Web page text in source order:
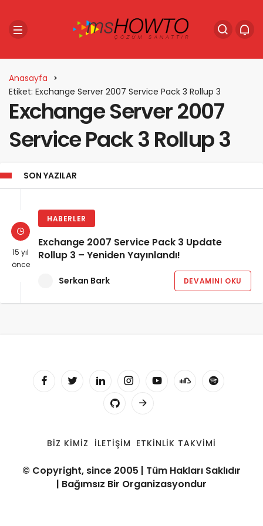
Anasayfa
Etiket: Exchange Server 2007 Service Pack 3 Rollup 3
Exchange Server 2007
Service Pack 3 Rollup 3
SON YAZILAR
15 yıl
önce
HABERLER
Exchange 2007 Service Pack 3 Update
Rollup 3 – Yeniden Yayınlandı!
Serkan Bark DEVAMINI OKU
BIZ KIMIZ İLETIŞIM ETKINLIK TAKVIMI
© Copyright, since 2005 | Tüm Hakları Saklıdır
| Bağımsız Bir Organizasyondur